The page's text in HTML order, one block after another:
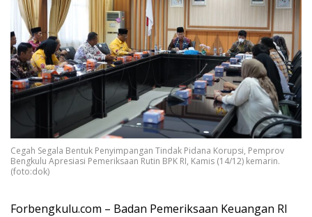
Cegah Segala Bentuk Penyimpangan Tindak Pidana Korupsi, Pemprov
Bengkulu Apresiasi Pemeriksaan Rutin BPK RI, Kamis (14/12) kemarin.
(foto:dok)
Forbengkulu.com – Badan Pemeriksaan Keuangan RI